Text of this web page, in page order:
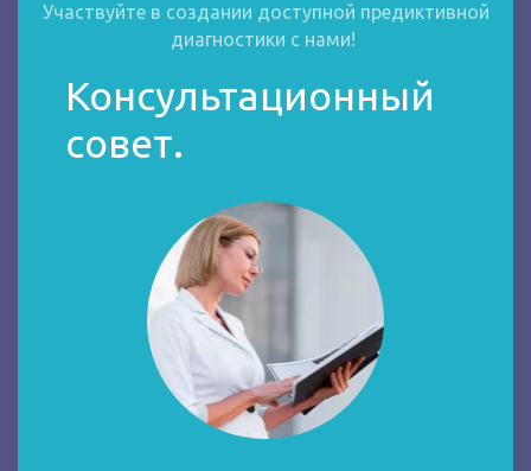
Участвуйте в создании доступной предиктивной
диагностики с нами!
Консультационный
совет.